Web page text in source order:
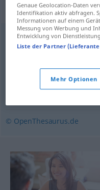
Synonyme
anziehend,charmant
lieblich
© OpenThesaurus.de
Genaue Geolocation-Daten
Identifikation aktiv abfragen.
Informationen auf einem
Messung von Werbung und
Entwicklung von
Liste der Partner
Mehr Optionen